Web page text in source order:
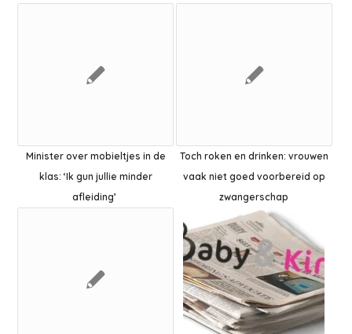
Minister over mobieltjes in de
klas: ‘Ik gun jullie minder
afleiding’
Toch roken en drinken: vrouwen
vaak niet goed voorbereid op
zwangerschap